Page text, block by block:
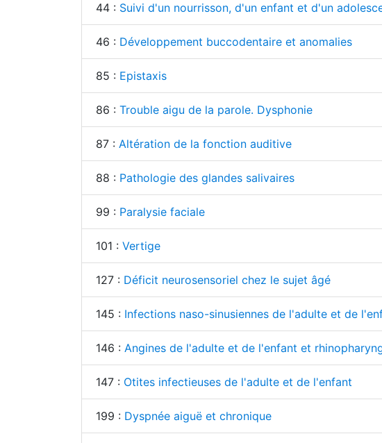
44 : Suivi d'un nourrisson, d'un enfant et d'un
46 : Développement buccodentaire et anomalies
85 : Epistaxis
86 : Trouble aigu de la parole. Dysphonie
87 : Altération de la fonction auditive
88 : Pathologie des glandes salivaires
99 : Paralysie faciale
101 : Vertige
127 : Déficit neurosensoriel chez le sujet âgé
145 : Infections naso-sinusiennes de l'adulte et de
146 : Angines de l'adulte et de l'enfant et
147 : Otites infectieuses de l'adulte et de l'enfant
199 : Dyspnée aiguë et chronique